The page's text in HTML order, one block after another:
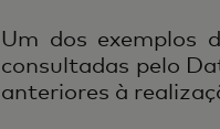
Um dos exemplos
consultadas pelo
anteriores à